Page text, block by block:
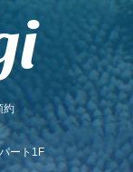
約
ート1F